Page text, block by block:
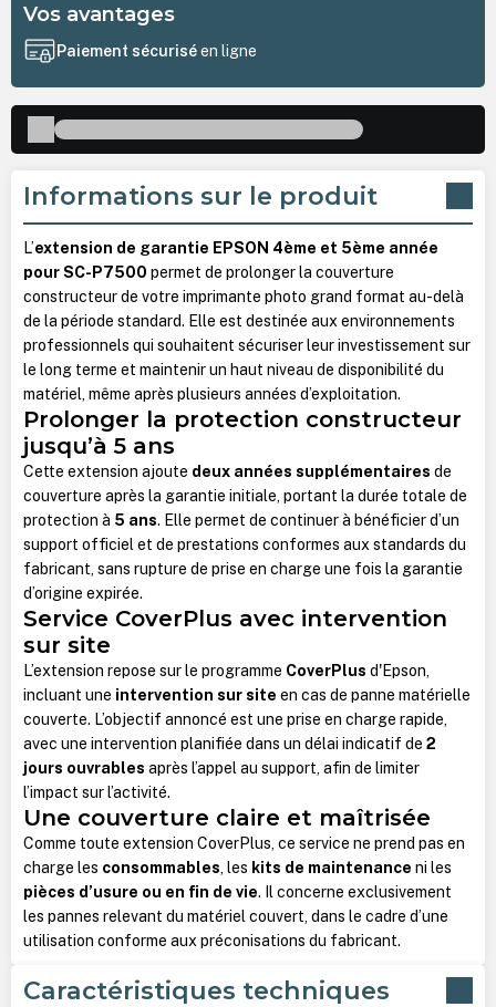
Vos avantages
Paiement sécuriséen ligne
Informations sur le produit
L’extension de garantie EPSON 4ème et 5ème année
pour SC-P7500 permet de prolonger la couverture
constructeur de votre imprimante photo grand format au-delà
de la période standard. Elle est destinée aux environnements
professionnels qui souhaitent sécuriser leur investissement sur
le long terme et maintenir un haut niveau de disponibilité du
matériel, même après plusieurs années d’exploitation.
Prolonger la protection constructeur
jusqu’à 5 ans
Cette extension ajoute deux années supplémentaires de
couverture après la garantie initiale, portant la durée totale de
protection à 5 ans. Elle permet de continuer à bénéficier d’un
support officiel et de prestations conformes aux standards du
fabricant, sans rupture de prise en charge une fois la garantie
d’origine expirée.
Service CoverPlus avec intervention
sur site
L’extension repose sur le programme CoverPlus d'Epson,
incluant une intervention sur site en cas de panne matérielle
couverte. L’objectif annoncé est une prise en charge rapide,
avec une intervention planifiée dans un délai indicatif de 2
jours ouvrables après l’appel au support, afin de limiter
l’impact sur l’activité.
Une couverture claire et maîtrisée
Comme toute extension CoverPlus, ce service ne prend pas en
charge les consommables, les kits de maintenance ni les
pièces d’usure ou en fin de vie. Il concerne exclusivement
les pannes relevant du matériel couvert, dans le cadre d’une
utilisation conforme aux préconisations du fabricant.
Caractéristiques techniques